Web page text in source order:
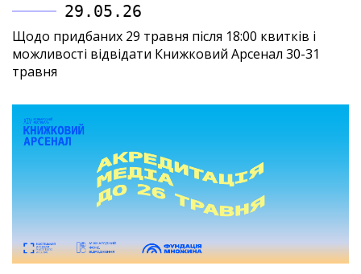
29.05.26
Щодо придбаних 29 травня після 18:00 квитків і
можливості відвідати Книжковий Арсенал 30-31
травня